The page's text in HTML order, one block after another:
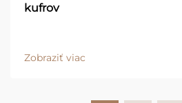
kufrov
Zobraziť viac